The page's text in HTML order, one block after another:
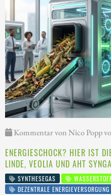
Kommentar von Nico Popp
ENERGIESCHOCK? HIER IST
LINDE, VEOLIA UND AHT
SYNTHESEGAS
DEZENTRALE ENERGIEVERSORGUNG